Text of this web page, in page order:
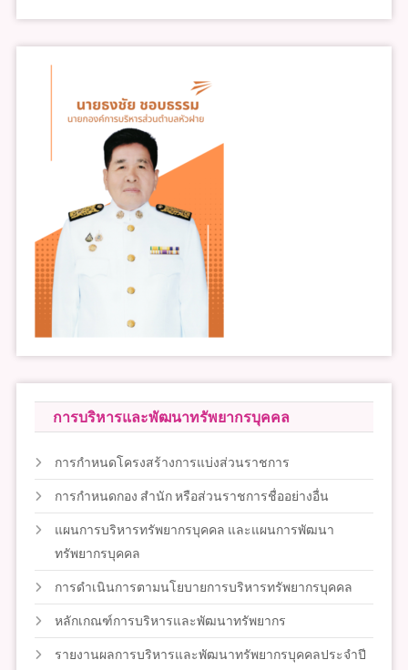
การบริหารและพัฒนาทรัพยากรบุคคล
การกำหนดโครงสร้างการแบ่งส่วนราชการ
การกำหนดกอง สำนัก หรือส่วนราชการชื่ออย่างอื่น
แผนการบริหารทรัพยากรบุคคล และแผนการพัฒนา
ทรัพยากรบุคคล
การดำเนินการตามนโยบายการบริหารทรัพยากรบุคคล
หลักเกณฑ์การบริหารและพัฒนาทรัพยากร
รายงานผลการบริหารและพัฒนาทรัพยากรบุคคลประจำปี